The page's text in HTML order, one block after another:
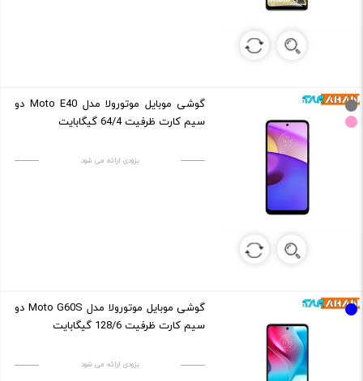
گوشی موبایل موتورولا مدل Moto E40 دو
سیم کارت ظرفیت 64/4 گیگابایت
بزودی ارائه می شود
گوشی موبایل موتورولا مدل Moto G60S دو
سیم کارت ظرفیت 128/6 گیگابایت
بزودی ارائه می شود